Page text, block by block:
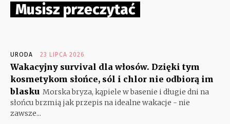
Musisz przeczytać
URODA 23 LIPCA 2026
Wakacyjny survival dla włosów. Dzięki tym
kosmetykom słońce, sól i chlor nie odbiorą im
blasku Morska bryza, kąpiele w basenie i długie dni na
słońcu brzmią jak przepis na idealne wakacje - nie
zawsze...